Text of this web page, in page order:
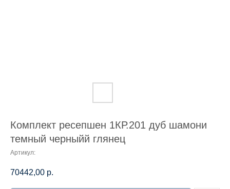
Комплект ресепшен 1КР.201 дуб шамони
темный черныйй глянец
Артикул:
70442,00 р.